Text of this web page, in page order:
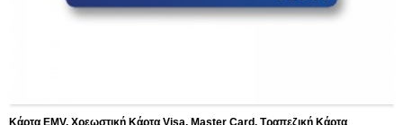
Κάρτα EMV, Χρεωστική Κάρτα Visa, Master Card, Τραπεζική Κάρτα